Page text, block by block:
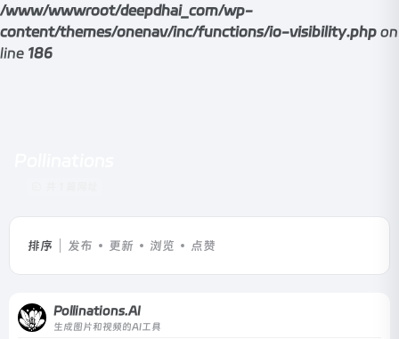
/www/wwwroot/deepdhai_com/wp-
content/themes/onenav/inc/functions/io-visibility.php on
line 186
排序 发布 更新 浏览 点赞
Pollinations.AI
生成图片和视频的AI工具